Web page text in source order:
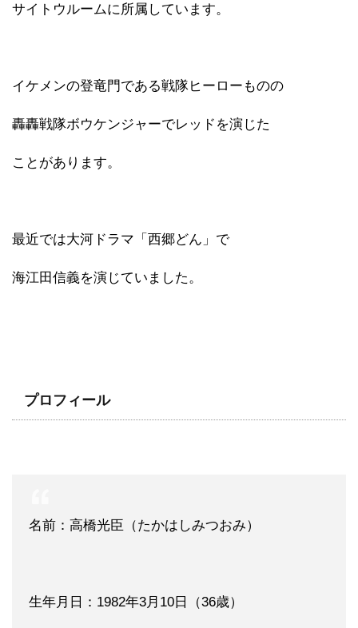
サイトウルームに所属しています。
イケメンの登竜門である戦隊ヒーローものの
轟轟戦隊ボウケンジャーでレッドを演じた
ことがあります。
最近では大河ドラマ「西郷どん」で
海江田信義を演じていました。
プロフィール
名前：高橋光臣（たかはしみつおみ）
生年月日：1982年3月10日（36歳）